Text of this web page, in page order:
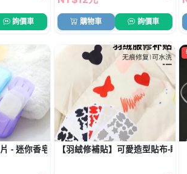
詢價車 購物車 詢價車
片 - 迷你香皂紙 (20片)【羽絨修補貼】可愛造型貼布-睡